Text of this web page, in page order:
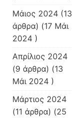
Μάιος 2024 (13
άρθρα) (17 Μάι
2024 )
Απρίλιος 2024
(9 άρθρα) (13
Μάι 2024 )
Μάρτιος 2024
(11 άρθρα) (25